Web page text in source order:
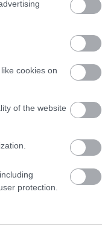
cookies on
of the website
protection.
gyűjtött az
vonzva, egyéb
érdeklődnek és
lehetőségeket
nem késő
kapható, ami
zöldben
Az új AI mém érme
előtt. Az